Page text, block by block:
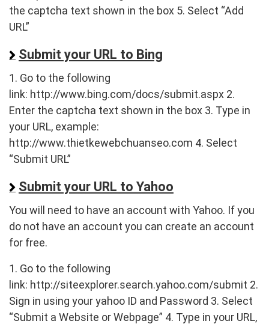
the captcha text shown in the box 5. Select “Add
URL”
Submit your URL to Bing
1. Go to the following
link: http://www.bing.com/docs/submit.aspx 2.
Enter the captcha text shown in the box 3. Type in
your URL, example:
http://www.thietkewebchuanseo.com 4. Select
“Submit URL”
Submit your URL to Yahoo
You will need to have an account with Yahoo. If you
do not have an account you can create an account
for free.
1. Go to the following
link: http://siteexplorer.search.yahoo.com/submit 2.
Sign in using your yahoo ID and Password 3. Select
“Submit a Website or Webpage” 4. Type in your URL,